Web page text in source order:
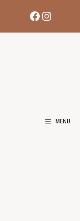
Facebook
MENU